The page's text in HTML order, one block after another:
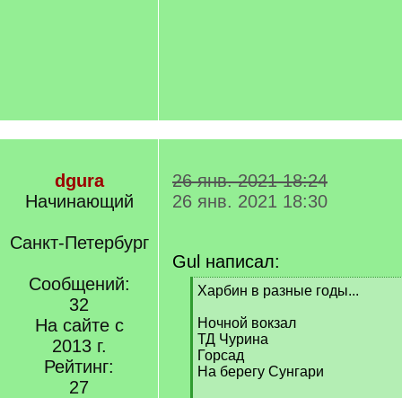
dgura
Начинающий
Санкт-Петербург
Сообщений:
32
На сайте с
2013 г.
Рейтинг:
27
26 янв. 2021 18:24
26 янв. 2021 18:30
Gul написал:
[
]
Харбин в разные годы...
Ночной вокзал
ТД Чурина
Горсад
На берегу Сунгари